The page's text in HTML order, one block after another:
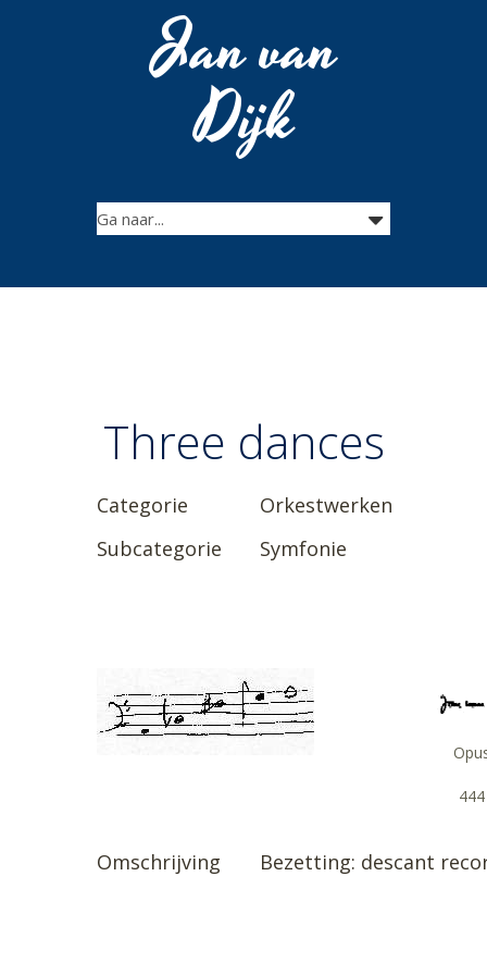
Jan van
Dijk
Three dances
Categorie
Orkestwerken
Subcategorie
Symfonie
444
Omschrijving Bezetting: descant